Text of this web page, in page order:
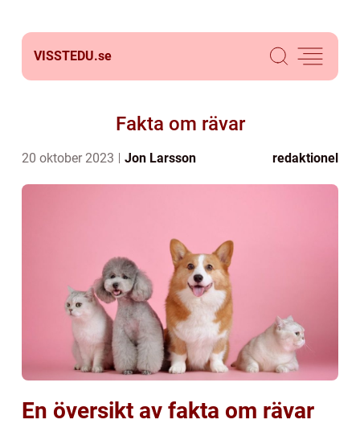
VISSTEDU.se
Fakta om rävar
20 oktober 2023 Jon Larsson redaktionel
En översikt av fakta om rävar